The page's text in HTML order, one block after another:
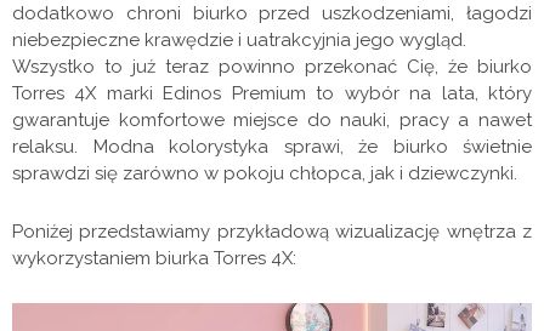
dodatkowo chroni biurko przed uszkodzeniami, łagodzi
niebezpieczne krawędzie i uatrakcyjnia jego wygląd.
Wszystko to już teraz powinno przekonać Cię, że biurko
Torres 4X marki Edinos Premium to wybór na lata, który
gwarantuje komfortowe miejsce do nauki, pracy a nawet
relaksu. Modna kolorystyka sprawi, że biurko świetnie
sprawdzi się zarówno w pokoju chłopca, jak i dziewczynki.
Poniżej przedstawiamy przykładową wizualizację wnętrza z
wykorzystaniem biurka Torres 4X: